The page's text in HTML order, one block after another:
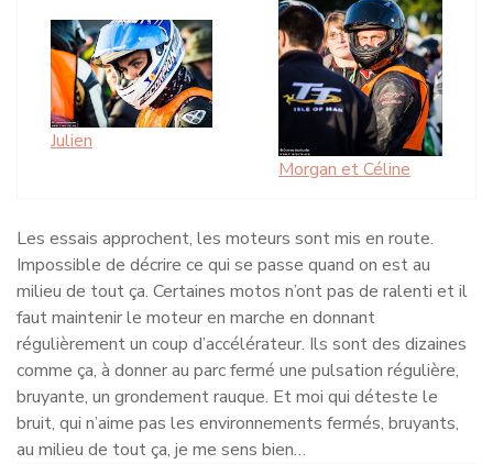
Julien
Morgan et Céline
Les essais approchent, les moteurs sont mis en route.
Impossible de décrire ce qui se passe quand on est au
milieu de tout ça. Certaines motos n’ont pas de ralenti et il
faut maintenir le moteur en marche en donnant
régulièrement un coup d’accélérateur. Ils sont des dizaines
comme ça, à donner au parc fermé une pulsation régulière,
bruyante, un grondement rauque. Et moi qui déteste le
bruit, qui n’aime pas les environnements fermés, bruyants,
au milieu de tout ça, je me sens bien…